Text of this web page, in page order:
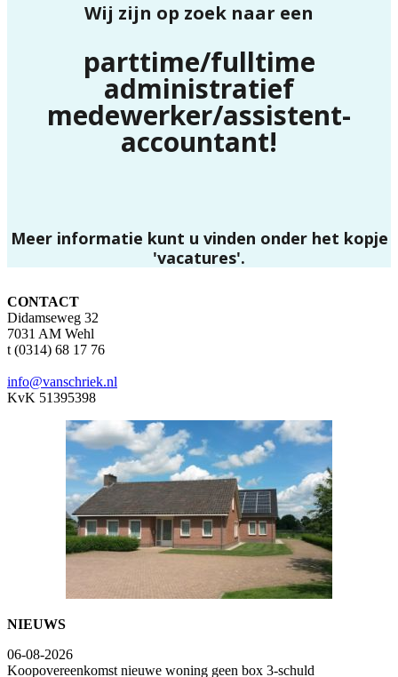
Wij zijn op zoek naar een
parttime/fulltime
administratief
medewerker/assistent-
accountant!
Meer informatie kunt u vinden onder het kopje
'vacatures'.
CONTACT
Didamseweg 32
7031 AM Wehl
t (0314) 68 17 76
info@vanschriek.nl
KvK 51395398
NIEUWS
06-08-2026
Koopovereenkomst nieuwe woning geen box 3-schuld